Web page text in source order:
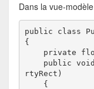
Dans la vue-
public class
{
private
public void
rtyRect)
{